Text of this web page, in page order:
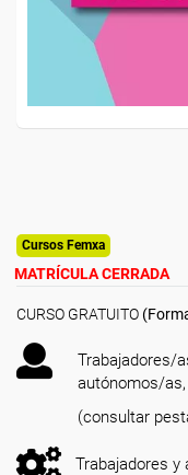
Cursos Femxa
MATRÍCULA CERRADA
CURSO GRATUITO
Trabajadores/
autónomos/
(consultar
Trabajadores y